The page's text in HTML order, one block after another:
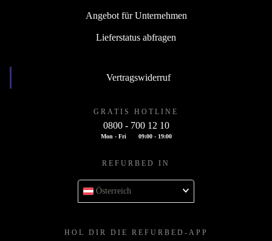
Angebot für Unternehmen
Lieferstatus abfragen
Vertragswiderruf
GRATIS HOTLINE
0800 - 700 12 10
Mon - Fri 09:00 - 19:00
REFURBED IN
Österreich
HOL DIR DIE REFURBED-APP